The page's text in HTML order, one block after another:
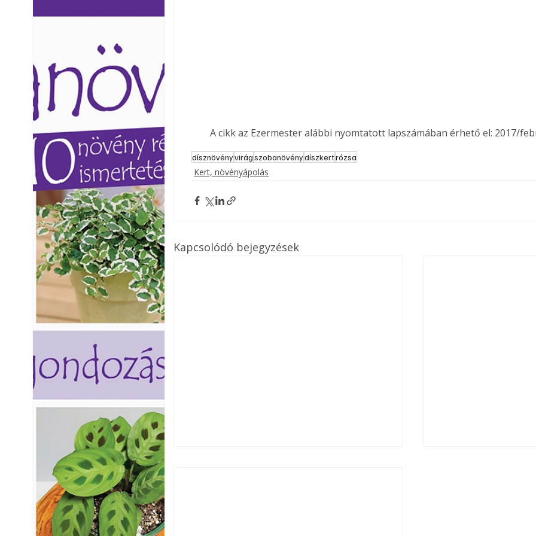
A cikk az Ezermester alábbi nyomtatott lapszámában érhető el: 2017/
dísznövényvirágszobanövénydíszkertrózsa
Kert, növényápolás
Kapcsolódó bejegyzések